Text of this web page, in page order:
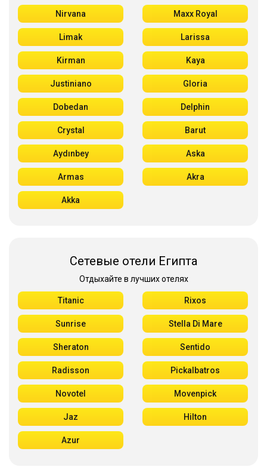
Nirvana Maxx Royal
Limak Larissa
Kirman Kaya
Justiniano Gloria
Dobedan Delphin
Crystal Barut
Aydınbey Aska
Armas Akra
Akka
Сетевые отели Египта
Отдыхайте в лучших отелях
Titanic Rixos
Sunrise Stella Di Mare
Sheraton Sentido
Radisson Pickalbatros
Novotel Movenpick
Jaz Hilton
Azur